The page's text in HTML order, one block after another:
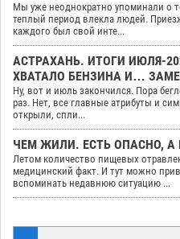
Мы уже неоднократно упоминали о
теплый период влекла людей.
каждого был свой инте...
АСТРАХАНЬ. ИТОГИ ИЮЛЯ-
ХВАТАЛО БЕНЗИНА И…
Ну, вот и июль закончился. Пора
раз. Нет, все главные атрибуты и
открыли, спли...
ЧЕМ ЖИЛИ. ЕСТЬ ОПАСНО, А
Летом количество пищевых
медицинский факт. И тут можно
вспоминать недавнюю ситуацию ...